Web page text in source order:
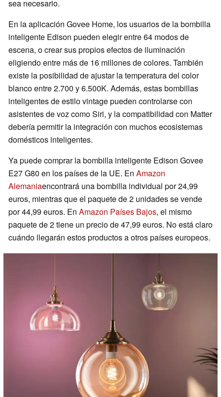
sea necesario.
En la aplicación Govee Home, los usuarios de la bombilla
inteligente Edison pueden elegir entre 64 modos de
escena, o crear sus propios efectos de iluminación
eligiendo entre más de 16 millones de colores. También
existe la posibilidad de ajustar la temperatura del color
blanco entre 2.700 y 6.500K. Además, estas bombillas
inteligentes de estilo vintage pueden controlarse con
asistentes de voz como Siri, y la compatibilidad con Matter
debería permitir la integración con muchos ecosistemas
domésticos inteligentes.
Ya puede comprar la bombilla inteligente Edison Govee
E27 G80 en los países de la UE. En Amazon
Alemaniaencontrará una bombilla individual por 24,99
euros, mientras que el paquete de 2 unidades se vende
por 44,99 euros. En Amazon Países Bajos, el mismo
paquete de 2 tiene un precio de 47,99 euros. No está claro
cuándo llegarán estos productos a otros países europeos.